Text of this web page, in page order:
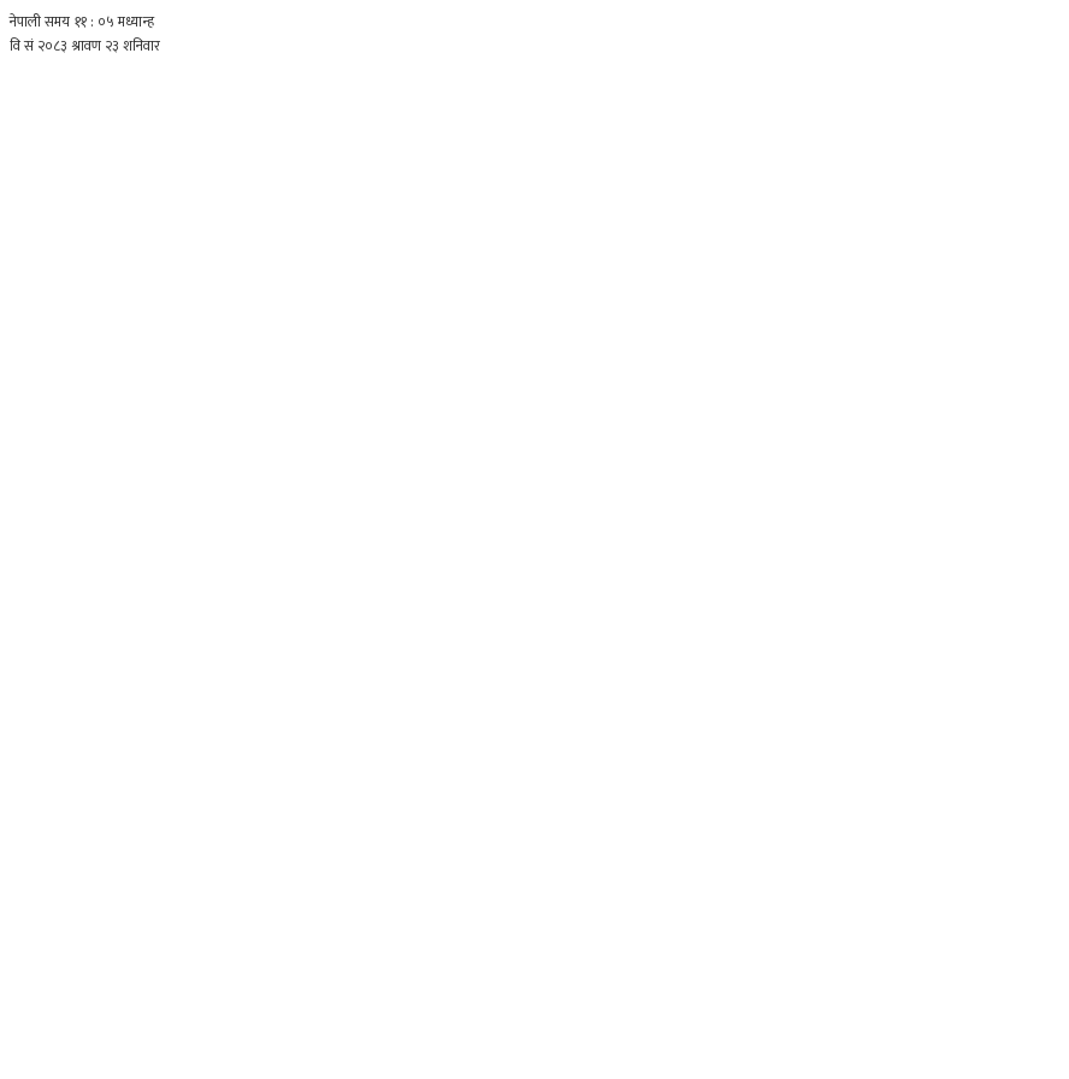
नेपाली समय ११ : ०५ मध्यान्ह
वि सं २०८३ श्रावण २३ शनिवार